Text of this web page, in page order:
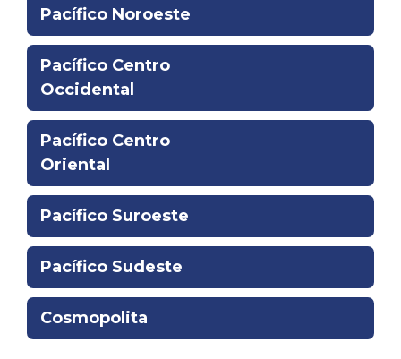
Pacífico Noroeste
Pacífico Centro
Occidental
Pacífico Centro
Oriental
Pacífico Suroeste
Pacífico Sudeste
Cosmopolita